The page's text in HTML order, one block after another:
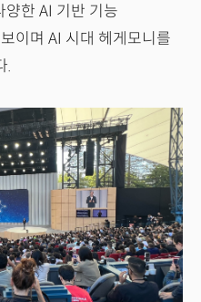
양한 AI 기반 기능
이며 AI 시대 헤게모니를
.